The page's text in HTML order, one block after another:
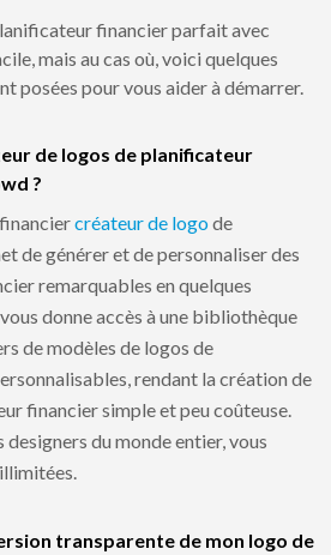
financier parfait avec
mais au cas où, voici quelques
posées pour vous aider à démarrer.
de logos de planificateur
?
créateur de logode
de générer et de personnaliser des
remarquables en quelques
donne accès à une bibliothèque
de modèles de logos de
rendant la création de
financier simple et peu coûteuse.
designers du monde entier, vous
transparente de mon logo de